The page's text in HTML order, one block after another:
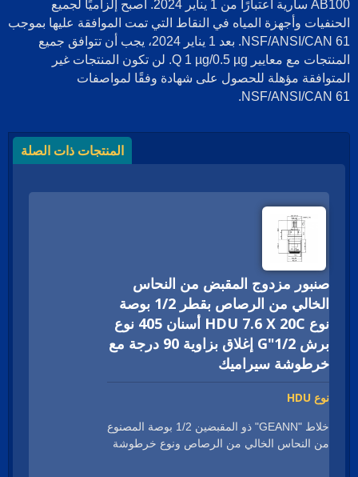
AB100 سارية اعتبارًا من 1 يناير 2024. أصبح إلزاميًا لجميع
الحنفيات وأجهزة المياه في النقاط التي تمت الموافقة عليها بموجب
NSF/ANSI/CAN 61. بعد 1 يناير 2024، يجب أن تتوافق جميع
المنتجات مع معايير Q 1 µg/0.5 µg. لن تكون المنتجات غير
المتوافقة مؤهلة للحصول على شهادة وفقًا لمواصفات
NSF/ANSI/CAN 61.
المنتجات ذات الصلة
صنبور مزدوج المقبض من النحاس
الخالي من الرصاص بقطر 1/2 بوصة
نوع HDU 7.6 X 20C أسنان 405 نوع
برش 1/2"G إغلاق بزاوية 90 درجة مع
خرطوشة سيراميك
نوع HDU
خلاط "GEANN" ذو المقبضين 1/2 بوصة المصنوع
من النحاس الخالي من الرصاص ونوع خرطوشة